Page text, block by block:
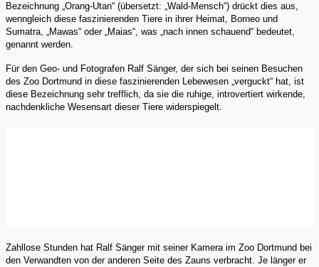
Bezeichnung „Orang-Utan“ (übersetzt: „Wald-Mensch“) drückt dies aus,
wenngleich diese faszinierenden Tiere in ihrer Heimat, Borneo und
Sumatra, „Mawas“ oder „Maias“, was „nach innen schauend“ bedeutet,
genannt werden.
Für den Geo- und Fotografen Ralf Sänger, der sich bei seinen Besuchen
des Zoo Dortmund in diese faszinierenden Lebewesen „verguckt“ hat, ist
diese Bezeichnung sehr trefflich, da sie die ruhige, introvertiert wirkende,
nachdenkliche Wesensart dieser Tiere widerspiegelt.
Zahllose Stunden hat Ralf Sänger mit seiner Kamera im Zoo Dortmund bei
den Verwandten von der anderen Seite des Zauns verbracht. Je länger er